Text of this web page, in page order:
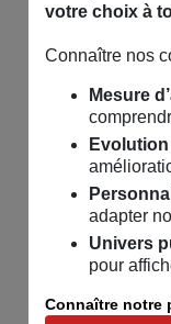
votre choix à
Connaître nos
Mesure
adapter
Univers
pour
Connaître notre